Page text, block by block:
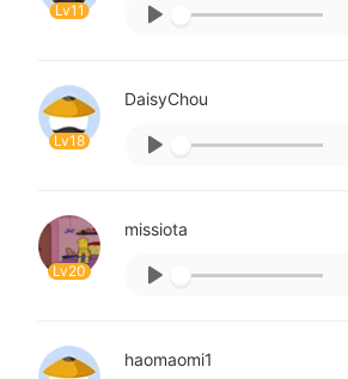
Lv11
Lv18
DaisyChou
Lv20
missiota
haomaomi1